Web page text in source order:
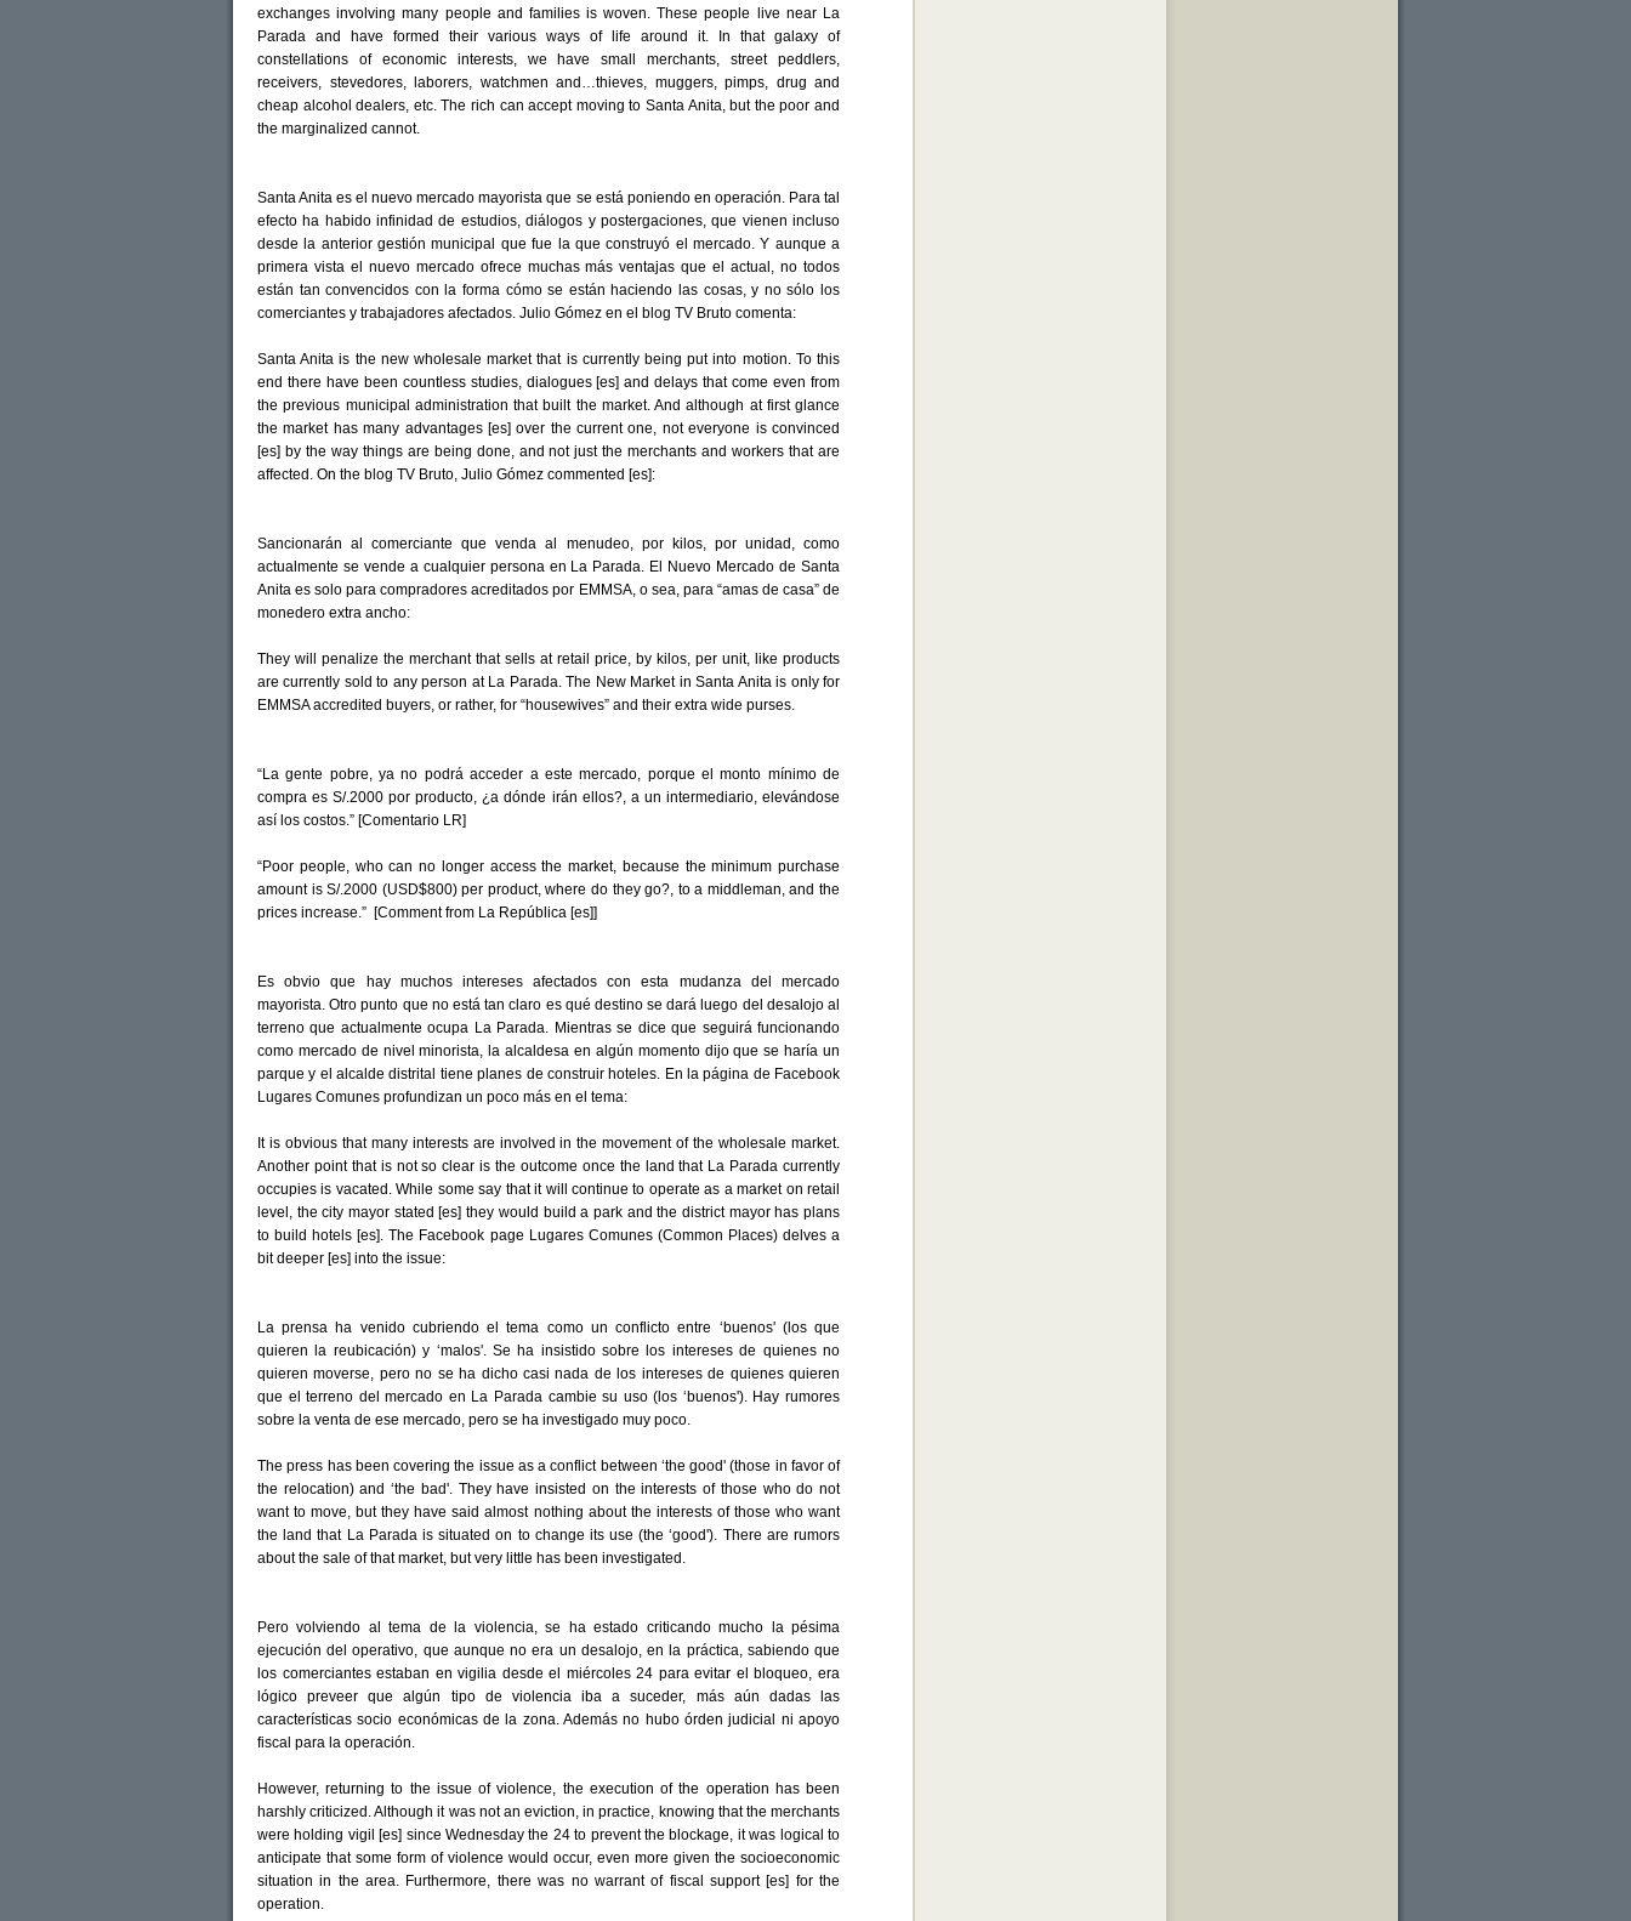
exchanges involving many people and families is woven. These people live near La
Parada and have formed their various ways of life around it. In that galaxy of
constellations of economic interests, we have small merchants, street peddlers,
receivers, stevedores, laborers, watchmen and…thieves, muggers, pimps, drug and
cheap alcohol dealers, etc. The rich can accept moving to Santa Anita, but the poor and
the marginalized cannot.
Santa Anita es el nuevo mercado mayorista que se está poniendo en operación. Para tal
efecto ha habido infinidad de estudios, diálogos y postergaciones, que vienen incluso
desde la anterior gestión municipal que fue la que construyó el mercado. Y aunque a
primera vista el nuevo mercado ofrece muchas más ventajas que el actual, no todos
están tan convencidos con la forma cómo se están haciendo las cosas, y no sólo los
comerciantes y trabajadores afectados. Julio Gómez en el blog TV Bruto comenta:
Santa Anita is the new wholesale market that is currently being put into motion. To this
end there have been countless studies, dialogues [es] and delays that come even from
the previous municipal administration that built the market. And although at first glance
the market has many advantages [es] over the current one, not everyone is convinced
[es] by the way things are being done, and not just the merchants and workers that are
affected. On the blog TV Bruto, Julio Gómez commented [es]:
Sancionarán al comerciante que venda al menudeo, por kilos, por unidad, como
actualmente se vende a cualquier persona en La Parada. El Nuevo Mercado de Santa
Anita es solo para compradores acreditados por EMMSA, o sea, para “amas de casa” de
monedero extra ancho:
They will penalize the merchant that sells at retail price, by kilos, per unit, like products
are currently sold to any person at La Parada. The New Market in Santa Anita is only for
EMMSA accredited buyers, or rather, for “housewives” and their extra wide purses.
“La gente pobre, ya no podrá acceder a este mercado, porque el monto mínimo de
compra es S/.2000 por producto, ¿a dónde irán ellos?, a un intermediario, elevándose
así los costos.” [Comentario LR]
“Poor people, who can no longer access the market, because the minimum purchase
amount is S/.2000 (USD$800) per product, where do they go?, to a middleman, and the
prices increase.” [Comment from La República [es]]
Es obvio que hay muchos intereses afectados con esta mudanza del mercado
mayorista. Otro punto que no está tan claro es qué destino se dará luego del desalojo al
terreno que actualmente ocupa La Parada. Mientras se dice que seguirá funcionando
como mercado de nivel minorista, la alcaldesa en algún momento dijo que se haría un
parque y el alcalde distrital tiene planes de construir hoteles. En la página de Facebook
Lugares Comunes profundizan un poco más en el tema:
It is obvious that many interests are involved in the movement of the wholesale market.
Another point that is not so clear is the outcome once the land that La Parada currently
occupies is vacated. While some say that it will continue to operate as a market on retail
level, the city mayor stated [es] they would build a park and the district mayor has plans
to build hotels [es]. The Facebook page Lugares Comunes (Common Places) delves a
bit deeper [es] into the issue:
La prensa ha venido cubriendo el tema como un conflicto entre ‘buenos' (los que
quieren la reubicación) y ‘malos'. Se ha insistido sobre los intereses de quienes no
quieren moverse, pero no se ha dicho casi nada de los intereses de quienes quieren
que el terreno del mercado en La Parada cambie su uso (los ‘buenos'). Hay rumores
sobre la venta de ese mercado, pero se ha investigado muy poco.
The press has been covering the issue as a conflict between ‘the good' (those in favor of
the relocation) and ‘the bad'. They have insisted on the interests of those who do not
want to move, but they have said almost nothing about the interests of those who want
the land that La Parada is situated on to change its use (the ‘good'). There are rumors
about the sale of that market, but very little has been investigated.
Pero volviendo al tema de la violencia, se ha estado criticando mucho la pésima
ejecución del operativo, que aunque no era un desalojo, en la práctica, sabiendo que
los comerciantes estaban en vigilia desde el miércoles 24 para evitar el bloqueo, era
lógico preveer que algún tipo de violencia iba a suceder, más aún dadas las
características socio económicas de la zona. Además no hubo órden judicial ni apoyo
fiscal para la operación.
However, returning to the issue of violence, the execution of the operation has been
harshly criticized. Although it was not an eviction, in practice, knowing that the merchants
were holding vigil [es] since Wednesday the 24 to prevent the blockage, it was logical to
anticipate that some form of violence would occur, even more given the socioeconomic
situation in the area. Furthermore, there was no warrant of fiscal support [es] for the
operation.